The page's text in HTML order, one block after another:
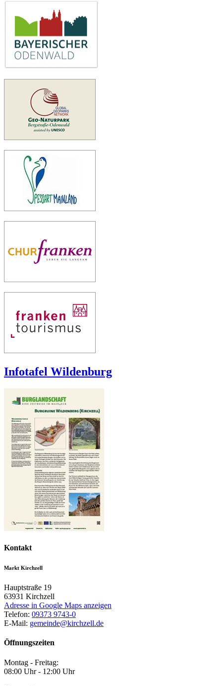
Infotafel Wildenburg
Kontakt
Markt Kirchzell
Hauptstraße 19
63931 Kirchzell
Adresse in Google Maps anzeigen
Telefon: 09373 9743-0
E-Mail: gemeinde@kirchzell.de
Öffnungszeiten
Montag - Freitag:
08:00 Uhr - 12:00 Uhr